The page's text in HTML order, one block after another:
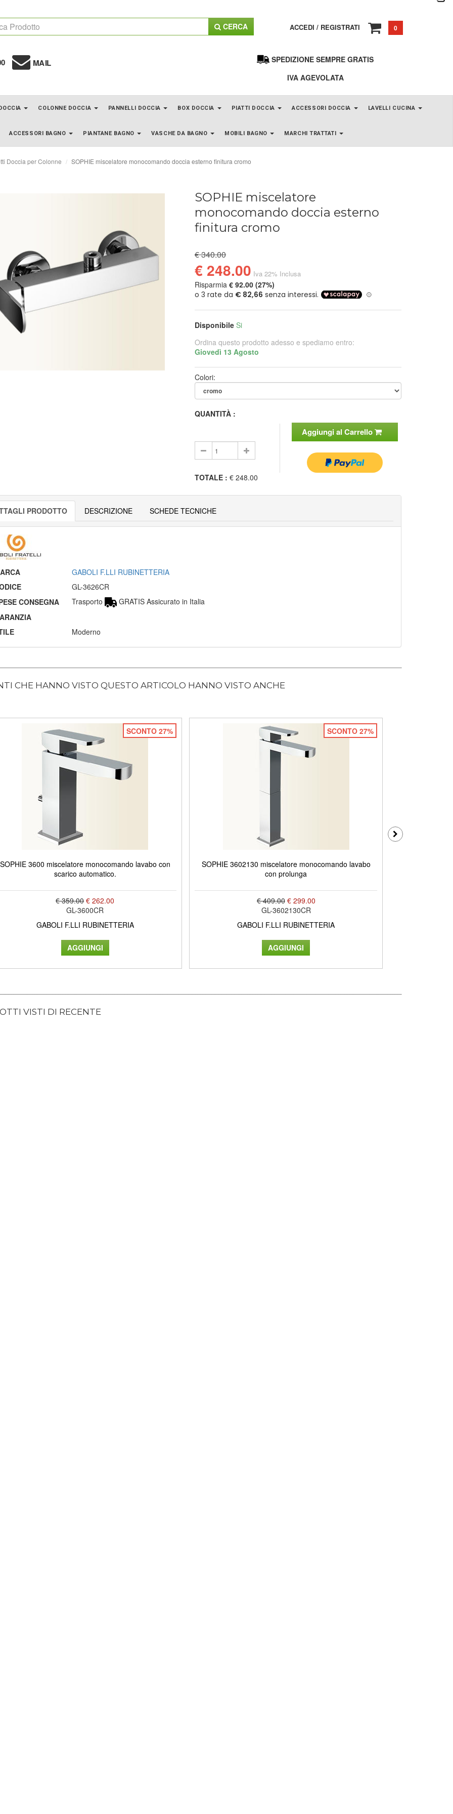
CERCA ACCEDI / REGISTRATI 0
MAIL
SPEDIZIONE SEMPRE GRATIS
IVA AGEVOLATA
COLONNE DOCCIA PANNELLI DOCCIA BOX DOCCIA PIATTI DOCCIA ACCESSORI DOCCIA LAVELLI CUCINA
ACCESSORI BAGNO PIANTANE BAGNO VASCHE DA BAGNO MOBILI BAGNO MARCHI TRATTATI
Doccia per Colonne SOPHIE miscelatore monocomando doccia esterno finitura cromo
SOPHIE miscelatore
monocomando doccia esterno
finitura cromo
€ 340.00
€ 248.00 Iva 22% Inclusa
Risparmia€ 92.00 (27%)
Disponibile Si
Ordina questo prodotto adesso e spediamo entro:
Giovedì 13 Agosto
Colori:
QUANTITÀ :
Aggiungi al Carrello
TOTALE : € 248.00
PRODOTTO DESCRIZIONE SCHEDE TECNICHE
GABOLI F.LLI RUBINETTERIA
GL-3626CR
CONSEGNA
Trasporto
GRATIS Assicurato in Italia
Moderno
CHE HANNO VISTO QUESTO ARTICOLO HANNO VISTO ANCHE
SCONTO 27%
SOPHIE 3600 miscelatore monocomando lavabo con
scarico automatico.
€ 359.00 € 262.00
GL-3600CR
GABOLI F.LLI RUBINETTERIA
SCONTO 27%
SOPHIE 3602130 miscelatore monocomando lavabo
con prolunga
€ 409.00 € 299.00
GL-3602130CR
GABOLI F.LLI RUBINETTERIA
VISTI DI RECENTE